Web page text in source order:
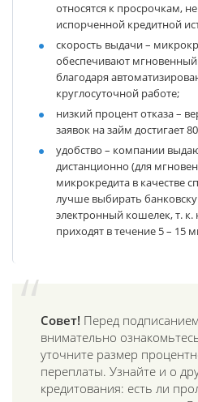
относятся к просрочкам,
испорченной кредитной
скорость выдачи–
обеспечивают мгновенный
благодаря
круглосуточной работе;
низкий процент отказа–
заявок на займ достигает
удобство – компании
дистанционно (для
микрокредита в качестве
лучше выбирать
электронный кошелек, т. к.
приходят в течение 5 – 15
Совет! Перед
внимательно
уточните размер
переплаты. Узнайте и о
кредитования: есть ли